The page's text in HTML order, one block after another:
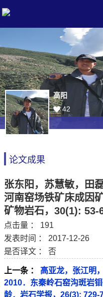
高阳
42
论文成果
张东阳，苏慧敏，田
河南窑场铁矿床成因
矿物岩石，30(1): 53-
点击量 ： 191
发表时间 ： 2017-12-26
是否译文 ： 否
上一条 ： 高亚龙，张江明
2010．东秦岭石窑沟斑岩
龄．岩石学报，26(3): 729-